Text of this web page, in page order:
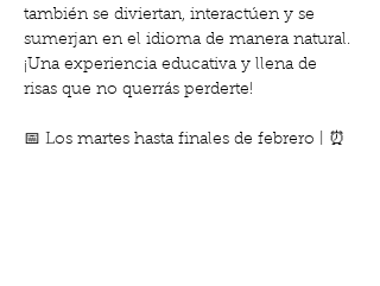
también se diviertan, interactúen y se
sumerjan en el idioma de manera natural.
¡Una experiencia educativa y llena de
risas que no querrás perderte!
📅 Los martes hasta finales de febrero | ⏰